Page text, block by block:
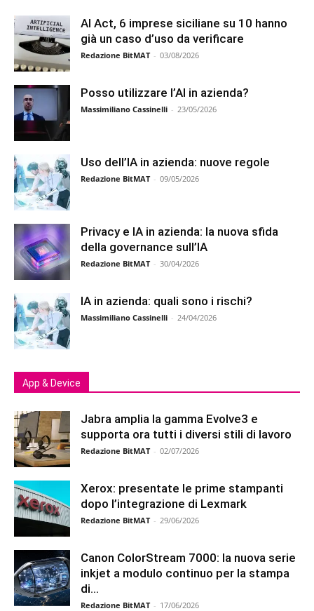
AI Act, 6 imprese siciliane su 10 hanno
già un caso d’uso da verificare
Redazione BitMAT - 03/08/2026
Posso utilizzare l’AI in azienda?
Massimiliano Cassinelli - 23/05/2026
Uso dell’IA in azienda: nuove regole
Redazione BitMAT - 09/05/2026
Privacy e IA in azienda: la nuova sfida
della governance sull’IA
Redazione BitMAT - 30/04/2026
IA in azienda: quali sono i rischi?
Massimiliano Cassinelli - 24/04/2026
App & Device
Jabra amplia la gamma Evolve3 e
supporta ora tutti i diversi stili di lavoro
Redazione BitMAT - 02/07/2026
Xerox: presentate le prime stampanti
dopo l’integrazione di Lexmark
Redazione BitMAT - 29/06/2026
Canon ColorStream 7000: la nuova serie
inkjet a modulo continuo per la stampa
di...
Redazione BitMAT - 17/06/2026